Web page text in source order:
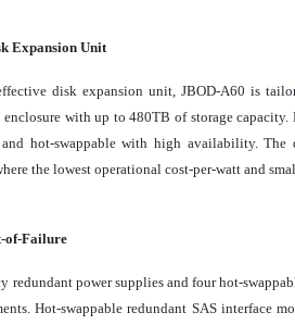
Expansion Unit
disk expansion unit, JBOD-A60 is
enclosure with up to 480TB of storage
hot-swappable with high availability.
the lowest operational cost-per-watt and
of-Failure
redundant power supplies and four hot-
Hot-swappable redundant SAS interface